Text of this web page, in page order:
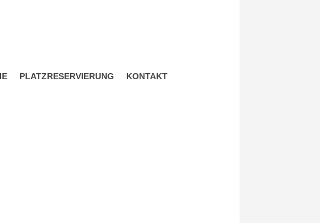
PLATZRESERVIERUNG KONTAKT